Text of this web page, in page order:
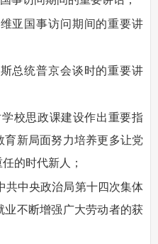
亚国事访问期间的重要讲
总统普京会谈时的重要讲
校思政课建设作出重要指
新局面努力培养更多让党
的时代新人；
共中央政治局第十四次集体
不断增强广大劳动者的获